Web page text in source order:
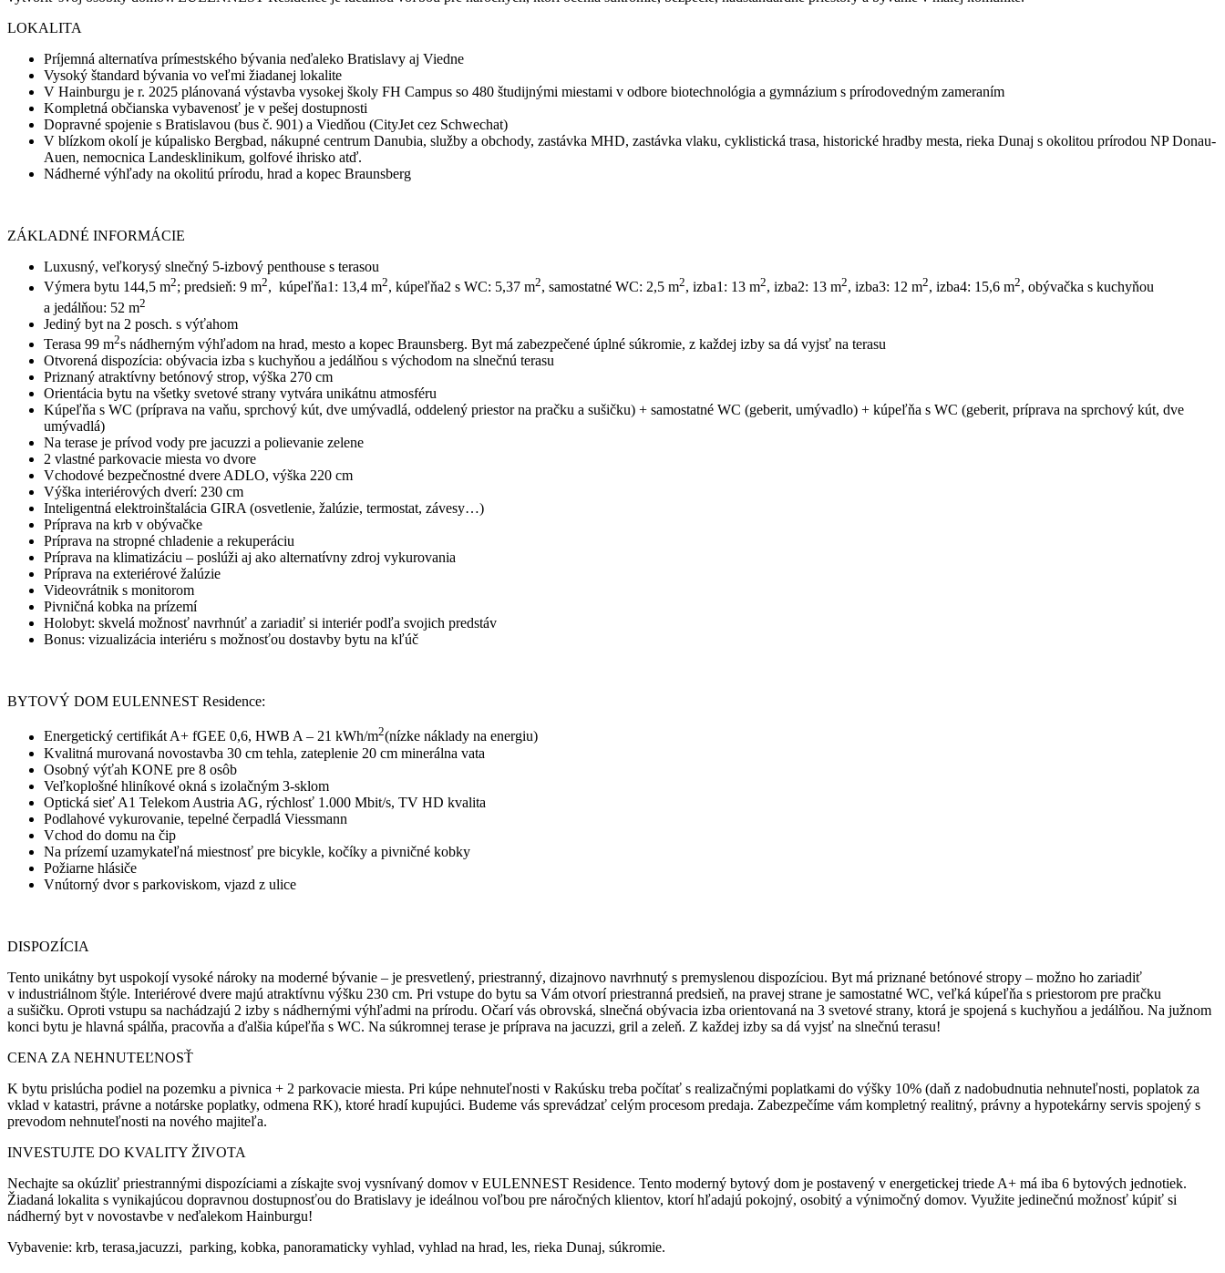
LOKALITA
Príjemná alternatíva prímestského bývania neďaleko Bratislavy aj Viedne
Vysoký štandard bývania vo veľmi žiadanej lokalite
V Hainburgu je r. 2025 plánovaná výstavba vysokej školy FH Campus so 480 študijnými miestami v odbore biotechnológia a gymnázium s prírodovedným zameraním
Kompletná občianska vybavenosť je v pešej dostupnosti
Dopravné spojenie s Bratislavou (bus č. 901) a Viedňou (CityJet cez Schwechat)
V blízkom okolí je kúpalisko Bergbad, nákupné centrum Danubia, služby a obchody, zastávka MHD, zastávka vlaku, cyklistická trasa, historické hradby mesta, rieka Dunaj s okolitou prírodou NP Donau-
Auen, nemocnica Landesklinikum, golfové ihrisko atď.
Nádherné výhľady na okolitú prírodu, hrad a kopec Braunsberg
ZÁKLADNÉ INFORMÁCIE
Luxusný, veľkorysý slnečný 5-izbový penthouse s terasou
Výmera bytu 144,5 m2; predsieň: 9 m2, kúpeľňa1: 13,4 m2, kúpeľňa2 s WC: 5,37 m2, samostatné WC: 2,5 m2, izba1: 13 m2, izba2: 13 m2, izba3: 12 m2, izba4: 15,6 m2, obývačka s kuchyňou
a jedálňou: 52 m2
Jediný byt na 2 posch. s výťahom
Terasa 99 m2s nádherným výhľadom na hrad, mesto a kopec Braunsberg. Byt má zabezpečené úplné súkromie, z každej izby sa dá vyjsť na terasu
Otvorená dispozícia: obývacia izba s kuchyňou a jedálňou s východom na slnečnú terasu
Priznaný atraktívny betónový strop, výška 270 cm
Orientácia bytu na všetky svetové strany vytvára unikátnu atmosféru
Kúpeľňa s WC (príprava na vaňu, sprchový kút, dve umývadlá, oddelený priestor na pračku a sušičku) + samostatné WC (geberit, umývadlo) + kúpeľňa s WC (geberit, príprava na sprchový kút, dve
umývadlá)
Na terase je prívod vody pre jacuzzi a polievanie zelene
2 vlastné parkovacie miesta vo dvore
Vchodové bezpečnostné dvere ADLO, výška 220 cm
Výška interiérových dverí: 230 cm
Inteligentná elektroinštalácia GIRA (osvetlenie, žalúzie, termostat, závesy…)
Príprava na krb v obývačke
Príprava na stropné chladenie a rekuperáciu
Príprava na klimatizáciu – poslúži aj ako alternatívny zdroj vykurovania
Príprava na exteriérové žalúzie
Videovrátnik s monitorom
Pivničná kobka na prízemí
Holobyt: skvelá možnosť navrhnúť a zariadiť si interiér podľa svojich predstáv
Bonus: vizualizácia interiéru s možnosťou dostavby bytu na kľúč
BYTOVÝ DOM EULENNEST Residence:
Energetický certifikát A+ fGEE 0,6, HWB A – 21 kWh/m2(nízke náklady na energiu)
Kvalitná murovaná novostavba 30 cm tehla, zateplenie 20 cm minerálna vata
Osobný výťah KONE pre 8 osôb
Veľkoplošné hliníkové okná s izolačným 3-sklom
Optická sieť A1 Telekom Austria AG, rýchlosť 1.000 Mbit/s, TV HD kvalita
Podlahové vykurovanie, tepelné čerpadlá Viessmann
Vchod do domu na čip
Na prízemí uzamykateľná miestnosť pre bicykle, kočíky a pivničné kobky
Požiarne hlásiče
Vnútorný dvor s parkoviskom, vjazd z ulice
DISPOZÍCIA
Tento unikátny byt uspokojí vysoké nároky na moderné bývanie – je presvetlený, priestranný, dizajnovo navrhnutý s premyslenou dispozíciou. Byt má priznané betónové stropy – možno ho zariadiť
v industriálnom štýle. Interiérové dvere majú atraktívnu výšku 230 cm. Pri vstupe do bytu sa Vám otvorí priestranná predsieň, na pravej strane je samostatné WC, veľká kúpeľňa s priestorom pre pračku
a sušičku. Oproti vstupu sa nachádzajú 2 izby s nádhernými výhľadmi na prírodu. Očarí vás obrovská, slnečná obývacia izba orientovaná na 3 svetové strany, ktorá je spojená s kuchyňou a jedálňou. Na južnom
konci bytu je hlavná spálňa, pracovňa a ďalšia kúpeľňa s WC. Na súkromnej terase je príprava na jacuzzi, gril a zeleň. Z každej izby sa dá vyjsť na slnečnú terasu!
CENA ZA NEHNUTEĽNOSŤ
K bytu prislúcha podiel na pozemku a pivnica + 2 parkovacie miesta. Pri kúpe nehnuteľnosti v Rakúsku treba počítať s realizačnými poplatkami do výšky 10% (daň z nadobudnutia nehnuteľnosti, poplatok za
vklad v katastri, právne a notárske poplatky, odmena RK), ktoré hradí kupujúci. Budeme vás sprevádzať celým procesom predaja. Zabezpečíme vám kompletný realitný, právny a hypotekárny servis spojený s
prevodom nehnuteľnosti na nového majiteľa.
INVESTUJTE DO KVALITY ŽIVOTA
Nechajte sa okúzliť priestrannými dispozíciami a získajte svoj vysnívaný domov v EULENNEST Residence. Tento moderný bytový dom je postavený v energetickej triede A+ má iba 6 bytových jednotiek.
Žiadaná lokalita s vynikajúcou dopravnou dostupnosťou do Bratislavy je ideálnou voľbou pre náročných klientov, ktorí hľadajú pokojný, osobitý a výnimočný domov. Využite jedinečnú možnosť kúpiť si
nádherný byt v novostavbe v neďalekom Hainburgu!
Vybavenie: krb, terasa,jacuzzi, parking, kobka, panoramaticky vyhlad, vyhlad na hrad, les, rieka Dunaj, súkromie.